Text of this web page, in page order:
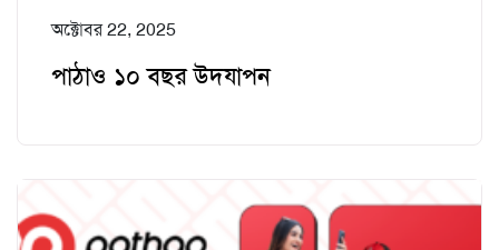
অক্টোবর 22, 2025
পাঠাও ১০ বছর উদযাপন